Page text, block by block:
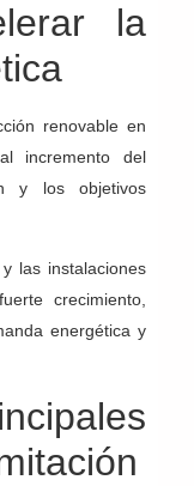
la
renovable en
incremento del
y los objetivos
las instalaciones
crecimiento,
energética y